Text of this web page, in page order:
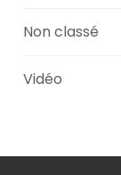
Non classé
Vidéo